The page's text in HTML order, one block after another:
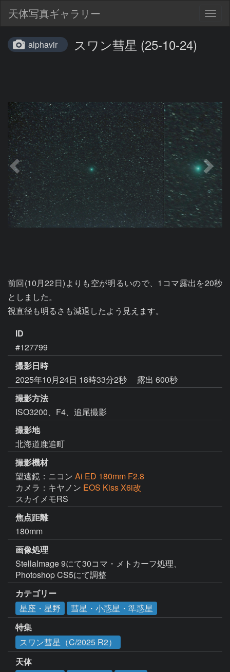
天体写真ギャラリー
alphavir スワン彗星 (25-10-24)
前回(10月22日)よりも空が明るいので、1コマ露出を20秒
としました。
視直径も明るさも減退したよう見えます。
ID
#127799
撮影日時
2025年10月24日 18時33分2秒
露出 600秒
撮影方法
ISO3200、F4、追尾撮影
撮影地
北海道鹿追町
撮影機材
望遠鏡：ニコン Ai ED 180mm F2.8
カメラ：キヤノン EOS Kiss X6i改
スカイメモRS
焦点距離
180mm
画像処理
StellaImage 9にて30コマ・メトカーフ処理、
Photoshop CS5にて調整
カテゴリー
星座・星野
彗星・小惑星・準惑星
特集
スワン彗星（C/2025 R2）
天体